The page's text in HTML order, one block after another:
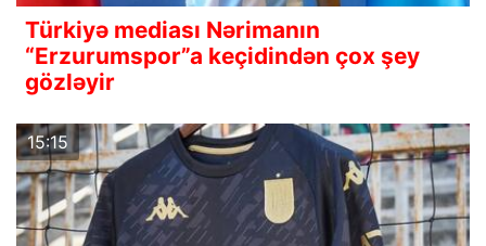
Türkiyə mediası Nərimanın
“Erzurumspor”a keçidindən çox şey
gözləyir
15:15